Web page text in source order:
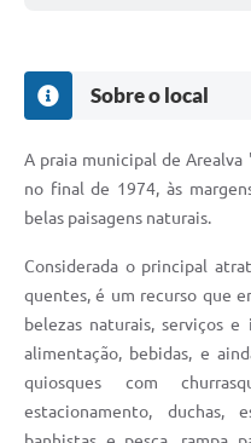
Sobre o local
A praia municipal de
no final de 1974, às
belas paisagens naturais.
Considerada o principal
quentes, é um recurso que
belezas naturais, serviços e
alimentação, bebidas, e
quiosques com
estacionamento, duchas,